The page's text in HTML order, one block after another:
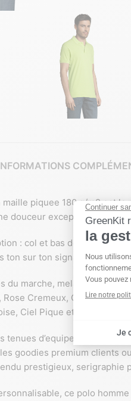
piquee 180 g/m2 est
douceur exceptionnelle et
: col et bas de manches
sur ton signant un
du marche, melant teintes
Cremeux, Gris Fonce,
Ciel Pique et bien
d’equipe en
goodies premium
prestigieux,
ce polo